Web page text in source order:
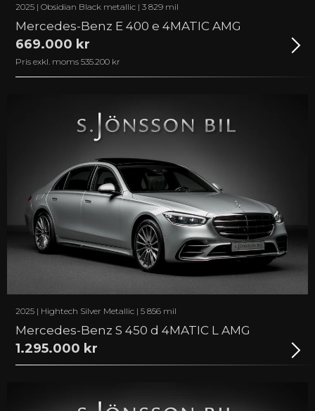
2025 | Obsidian Black metallic | 3 829 mil
Mercedes-Benz E 400 e 4MATIC AMG
669.000 kr
Pris exkl. moms 535.200 kr
2025 | Hightech Silver Metallic | 5 856 mil
Mercedes-Benz S 450 d 4MATIC L AMG
1.295.000 kr